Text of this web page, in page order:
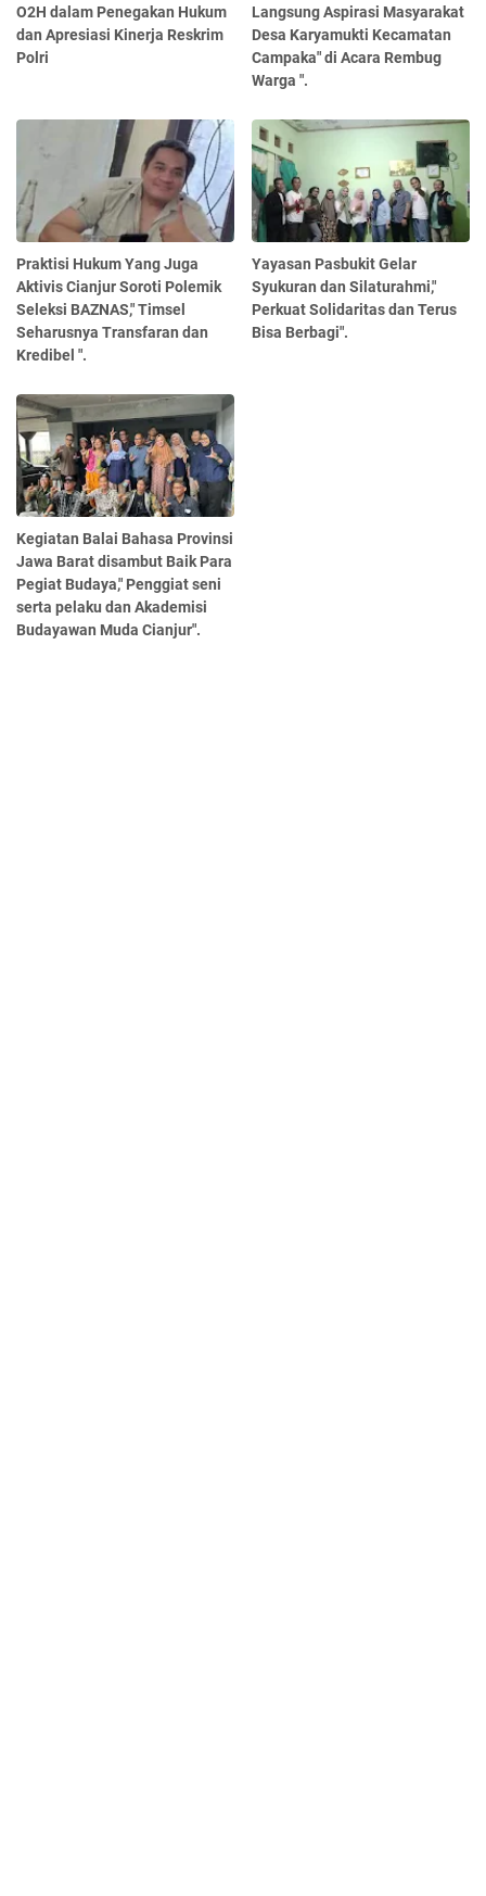
O2H dalam Penegakan Hukum
dan Apresiasi Kinerja Reskrim
Polri
Langsung Aspirasi Masyarakat
Desa Karyamukti Kecamatan
Campaka" di Acara Rembug
Warga ".
Praktisi Hukum Yang Juga
Aktivis Cianjur Soroti Polemik
Seleksi BAZNAS," Timsel
Seharusnya Transfaran dan
Kredibel ".
Yayasan Pasbukit Gelar
Syukuran dan Silaturahmi,"
Perkuat Solidaritas dan Terus
Bisa Berbagi".
Kegiatan Balai Bahasa Provinsi
Jawa Barat disambut Baik Para
Pegiat Budaya," Penggiat seni
serta pelaku dan Akademisi
Budayawan Muda Cianjur".